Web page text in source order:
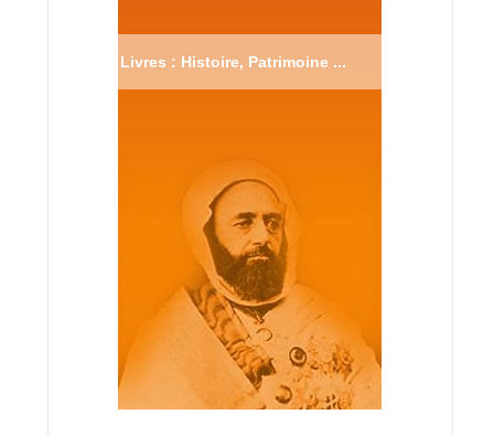
Livres : Histoire, Patrimoine ...